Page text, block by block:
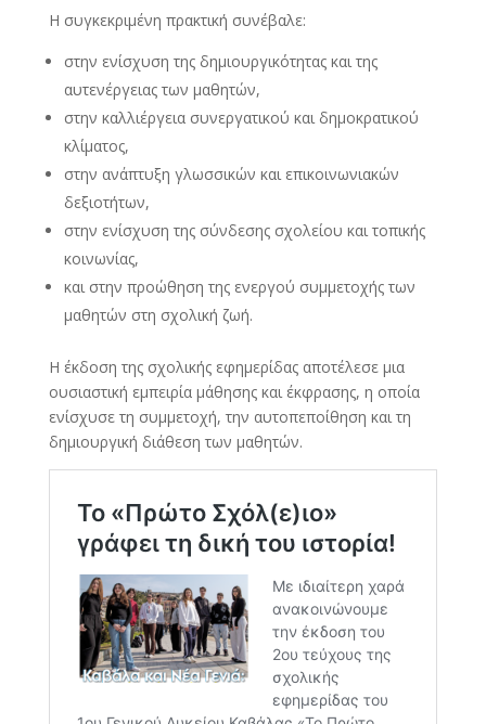
Η συγκεκριμένη πρακτική συνέβαλε:
στην ενίσχυση της δημιουργικότητας και της
αυτενέργειας των μαθητών,
στην καλλιέργεια συνεργατικού και δημοκρατικού
κλίματος,
στην ανάπτυξη γλωσσικών και επικοινωνιακών
δεξιοτήτων,
στην ενίσχυση της σύνδεσης σχολείου και τοπικής
κοινωνίας,
και στην προώθηση της ενεργού συμμετοχής των
μαθητών στη σχολική ζωή.
Η έκδοση της σχολικής εφημερίδας αποτέλεσε μια
ουσιαστική εμπειρία μάθησης και έκφρασης, η οποία
ενίσχυσε τη συμμετοχή, την αυτοπεποίθηση και τη
δημιουργική διάθεση των μαθητών.